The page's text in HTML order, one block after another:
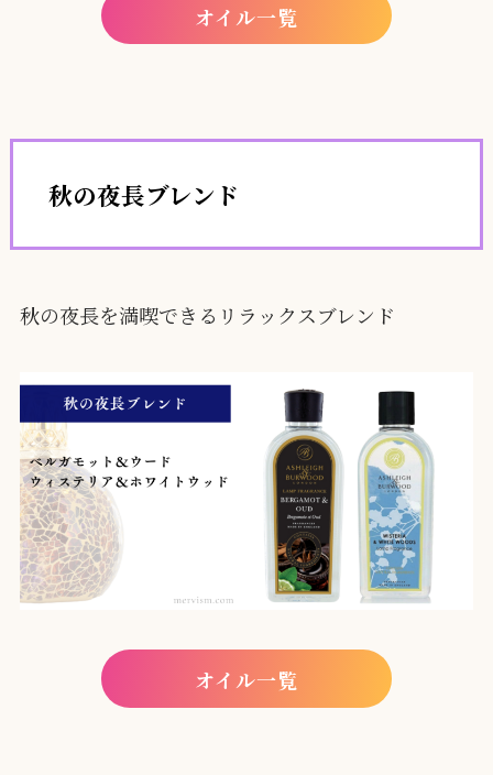
オイル一覧
秋の夜長ブレンド
秋の夜長を満喫できるリラックスブレンド
オイル一覧